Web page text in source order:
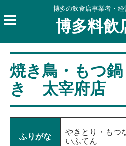
博多の飲食店事業者・経
博多料飲
焼き鳥・もつ
き 太宰府店
ふりがな
やきとり・も
いふてん